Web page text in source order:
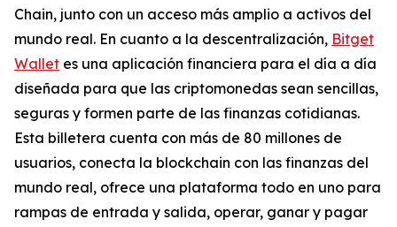
Chain, junto con un acceso más amplio a activos del
mundo real. En cuanto a la descentralización, Bitget
Wallet es una aplicación financiera para el día a día
diseñada para que las criptomonedas sean sencillas,
seguras y formen parte de las finanzas cotidianas.
Esta billetera cuenta con más de 80 millones de
usuarios, conecta la blockchain con las finanzas del
mundo real, ofrece una plataforma todo en uno para
rampas de entrada y salida, operar, ganar y pagar